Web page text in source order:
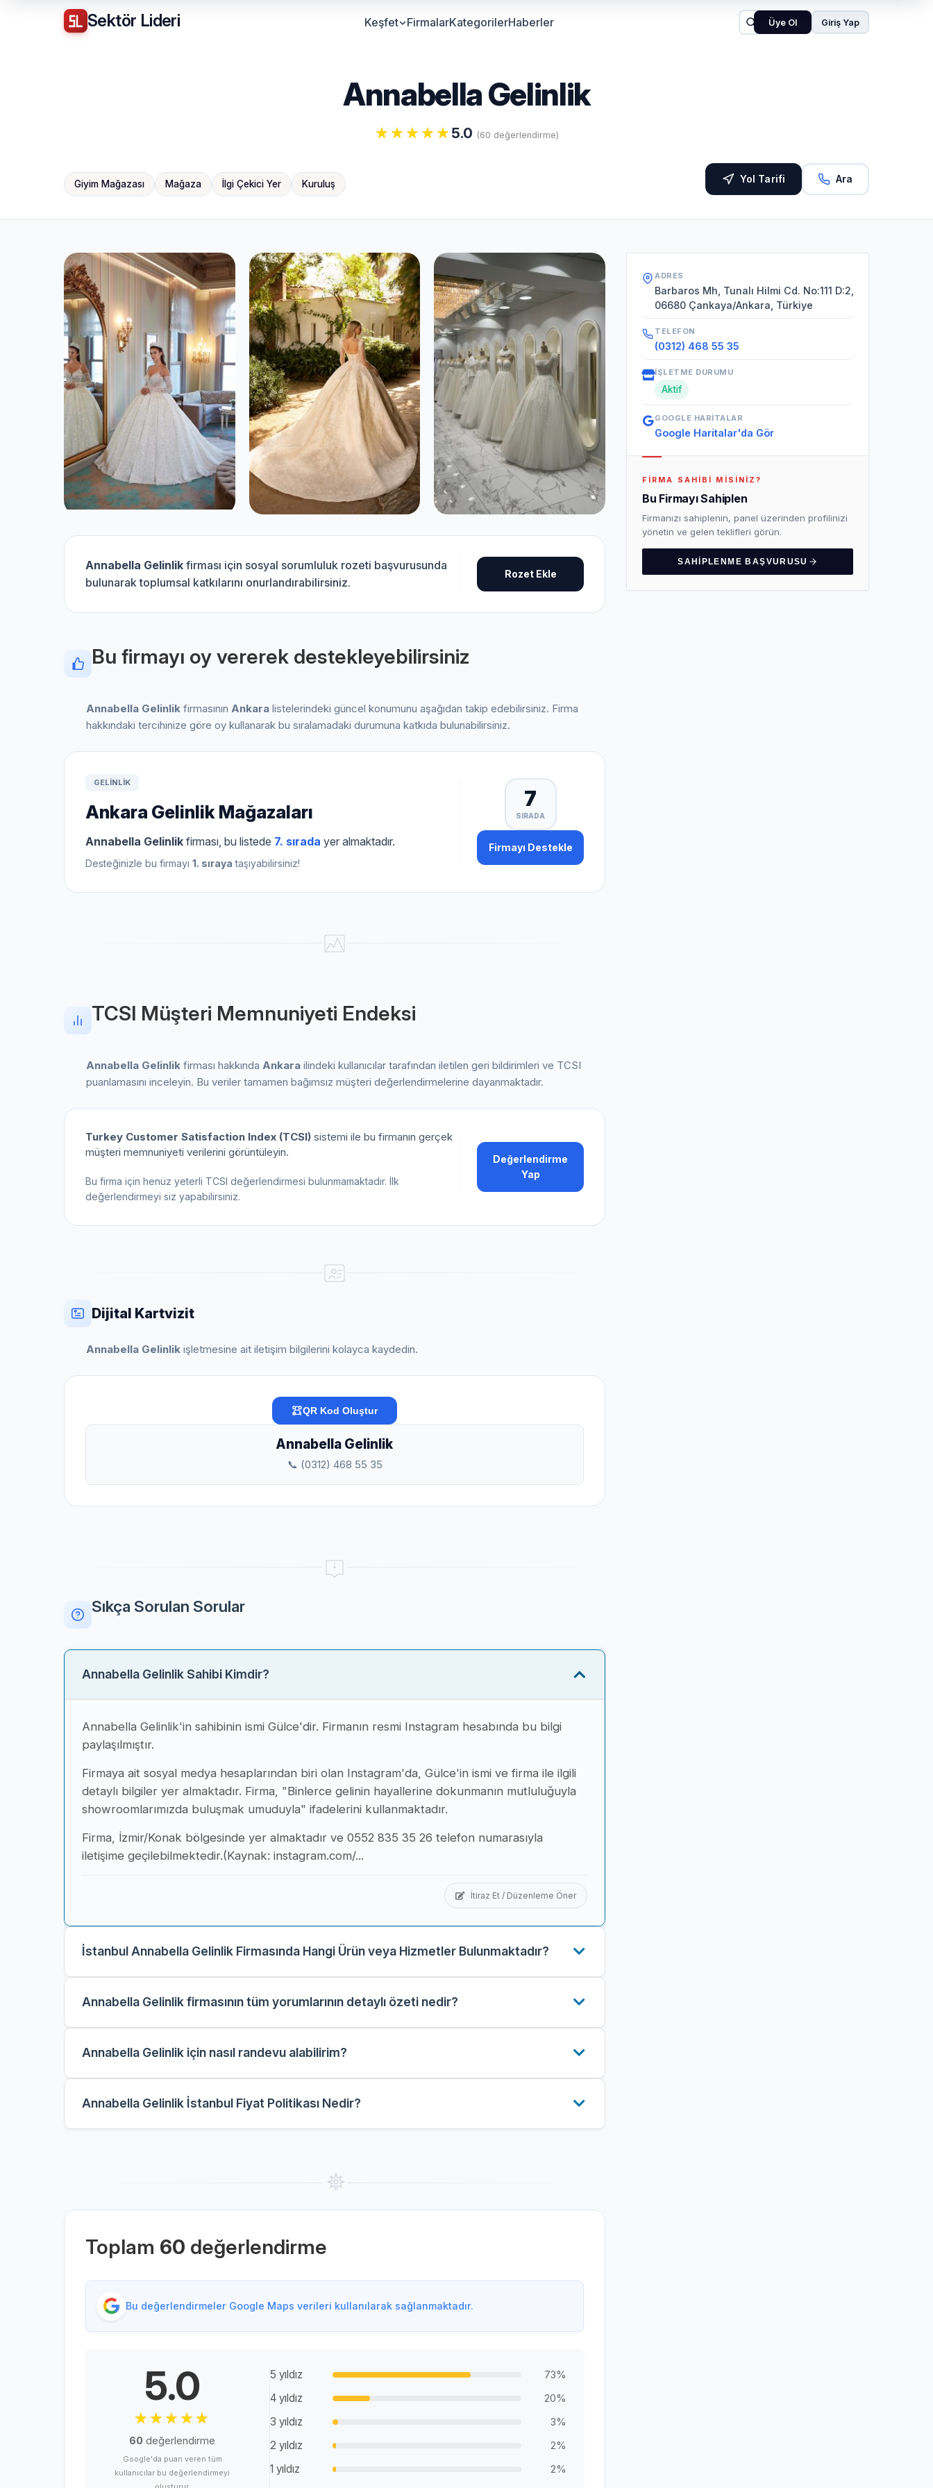
Sektör Lideri Keşfet FirmalarKategorilerHaberler Üye Ol Giriş Yap
Annabella Gelinlik
5.0 (60 değerlendirme)
Giyim Mağazası Mağaza İlgi Çekici Yer Kuruluş Yol Tarifi Ara
Annabella Gelinlik firması için sosyal sorumluluk rozeti başvurusunda
bulunarak toplumsal katkılarını onurlandırabilirsiniz.
Rozet Ekle
Bu firmayı oy vererek destekleyebilirsiniz
Annabella Gelinlik firmasının Ankara listelerindeki güncel konumunu aşağıdan takip edebilirsiniz. Firma
hakkındaki tercihinize göre oy kullanarak bu sıralamadaki durumuna katkıda bulunabilirsiniz.
GELINLIK
Ankara Gelinlik Mağazaları
Annabella Gelinlik firması, bu listede 7. sırada yer almaktadır.
Desteğinizle bu firmayı 1. sıraya taşıyabilirsiniz!
7
SIRADA
Firmayı Destekle
TCSI Müşteri Memnuniyeti Endeksi
Annabella Gelinlik firması hakkında Ankara ilindeki kullanıcılar tarafından iletilen geri bildirimleri ve TCSI
puanlamasını inceleyin. Bu veriler tamamen bağımsız müşteri değerlendirmelerine dayanmaktadır.
Turkey Customer Satisfaction Index (TCSI) sistemi ile bu firmanın gerçek
müşteri memnuniyeti verilerini görüntüleyin.
Bu firma için henüz yeterli TCSI değerlendirmesi bulunmamaktadır. İlk
değerlendirmeyi siz yapabilirsiniz.
Değerlendirme
Yap
Dijital Kartvizit
Annabella Gelinlik işletmesine ait iletişim bilgilerini kolayca kaydedin.
QR Kod Oluştur
Annabella Gelinlik
📞 (0312) 468 55 35
Sıkça Sorulan Sorular
Annabella Gelinlik Sahibi Kimdir?
Annabella Gelinlik'in sahibinin ismi Gülce'dir. Firmanın resmi Instagram hesabında bu bilgi
paylaşılmıştır.
Firmaya ait sosyal medya hesaplarından biri olan Instagram'da, Gülce'in ismi ve firma ile ilgili
detaylı bilgiler yer almaktadır. Firma, "Binlerce gelinin hayallerine dokunmanın mutluluğuyla
showroomlarımızda buluşmak umuduyla" ifadelerini kullanmaktadır.
Firma, İzmir/Konak bölgesinde yer almaktadır ve 0552 835 35 26 telefon numarasıyla
iletişime geçilebilmektedir.(Kaynak: instagram.com/...
İtiraz Et / Düzenleme Öner
İstanbul Annabella Gelinlik Firmasında Hangi Ürün veya Hizmetler Bulunmaktadır?
Annabella Gelinlik firmasının tüm yorumlarının detaylı özeti nedir?
Annabella Gelinlik için nasıl randevu alabilirim?
Annabella Gelinlik İstanbul Fiyat Politikası Nedir?
Toplam 60 değerlendirme
Bu değerlendirmeler Google Maps verileri kullanılarak sağlanmaktadır.
5.0
60 değerlendirme
Google'da puan veren tüm
kullanıcılar bu değerlendirmeyi
5 yıldız 73%
4 yıldız 20%
3 yıldız 3%
2 yıldız 2%
1 yıldız 2%
ADRES
Barbaros Mh, Tunalı Hilmi Cd. No:111 D:2,
06680 Çankaya/Ankara, Türkiye
TELEFON
(0312) 468 55 35
İŞLETME DURUMU
Aktif
GOOGLE HARITALAR
Google Haritalar'da Gör
FIRMA SAHIBI MISINIZ?
Bu Firmayı Sahiplen
Firmanızı sahiplenin, panel üzerinden profilinizi
yönetin ve gelen teklifleri görün.
SAHIPLENME BAŞVURUSU